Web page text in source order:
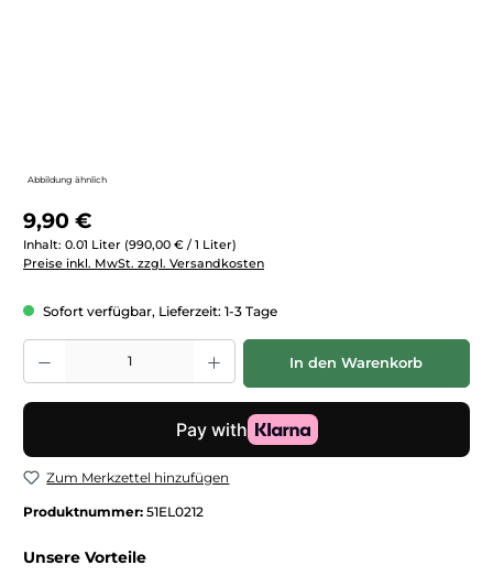
Abbildung ähnlich
Regulärer Preis:
9,90 €
Inhalt: 0.01 Liter (990,00 € / 1 Liter)
Preise inkl. MwSt. zzgl. Versandkosten
Sofort verfügbar, Lieferzeit: 1-3 Tage
Produkt Anzahl: Gib den gewünschten Wert ein oder benutze die
In den Warenkorb
Zum Merkzettel hinzufügen
Produktnummer: 51EL0212
Unsere Vorteile